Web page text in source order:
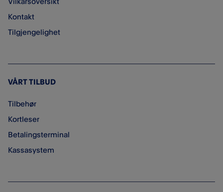
Kontakt
Tilgjengelighet
VÅRT TILBUD
Tilbehør
Kortleser
Betalingsterminal
Kassasystem